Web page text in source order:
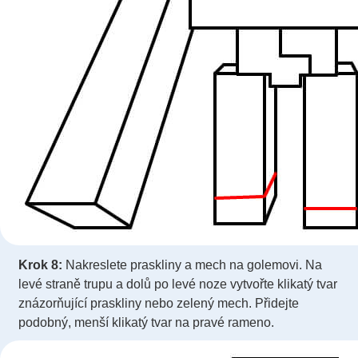
Krok 8: Nakreslete praskliny a mech na golemovi. Na
levé straně trupu a dolů po levé noze vytvořte klikatý tvar
znázorňující praskliny nebo zelený mech. Přidejte
podobný, menší klikatý tvar na pravé rameno.